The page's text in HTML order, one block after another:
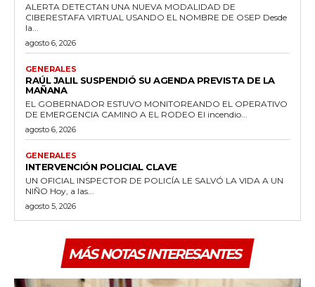
ALERTA DETECTAN UNA NUEVA MODALIDAD DE
CIBERESTAFA VIRTUAL USANDO EL NOMBRE DE OSEP Desde
la...
agosto 6, 2026
GENERALES
RAÚL JALIL SUSPENDIÓ SU AGENDA PREVISTA DE LA
MAÑANA
EL GOBERNADOR ESTUVO MONITOREANDO EL OPERATIVO
DE EMERGENCIA CAMINO A EL RODEO El incendio...
agosto 6, 2026
GENERALES
INTERVENCIÓN POLICIAL CLAVE
UN OFICIAL INSPECTOR DE POLICÍA LE SALVÓ LA VIDA A UN
NIÑO Hoy, a las...
agosto 5, 2026
MÁS NOTAS INTERESANTES